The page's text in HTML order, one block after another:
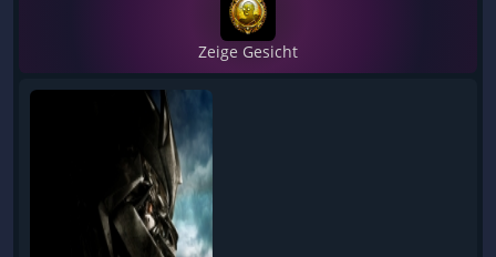
Zeige Gesicht